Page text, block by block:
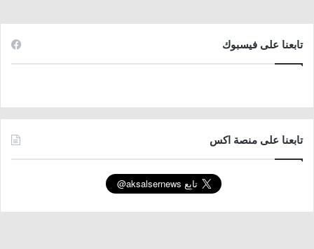
تابعنا على فيسبوك
تابعنا على منصة اكس